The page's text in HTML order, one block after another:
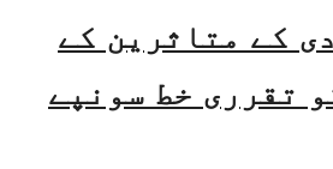
کے متاثرین کے
تقرری خط سونپے